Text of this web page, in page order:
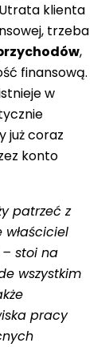
klienta
trzeba
,
finansową.
w
już coraz
konto
patrzeć z
właściciel
stoi na
wszystkim
pracy